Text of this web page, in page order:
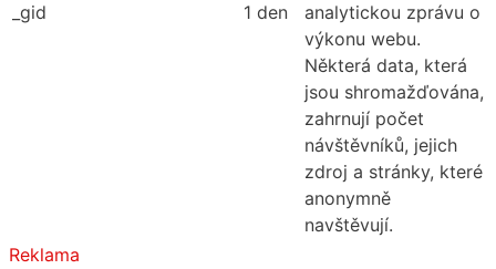
_gid 1 den
analytickou zprávu o
výkonu webu.
Některá data, která
jsou shromažďována,
zahrnují počet
návštěvníků, jejich
zdroj a stránky, které
anonymně
navštěvují.
Reklama